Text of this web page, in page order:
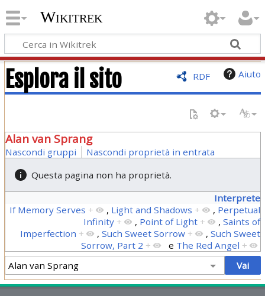
Wikitrek
RDF Aiuto
Esplora il sito
Alan van Sprang
Nascondi gruppi
Nascondi proprietà in entrata
Questa pagina non ha proprietà.
Interprete
If Memory Serves + , Light and Shadows + , Perpetual
Infinity + , Point of Light + ,Saints of
Imperfection + ,Such Sweet Sorrow + ,Such Sweet
Sorrow, Part 2 + e The Red Angel +